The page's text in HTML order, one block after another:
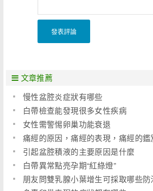
發表評論
文章推薦
慢性盆腔炎症狀有哪些
白帶檢查能發現很多女性疾病
女性需警惕卵巢功能衰退
痛經的原因，痛經的表現，痛經的鑑
引起盆腔積液的主要原因是什麼
白帶異常點亮孕期“紅綠燈”
朋友問雙乳腺小葉增生可採取哪些防